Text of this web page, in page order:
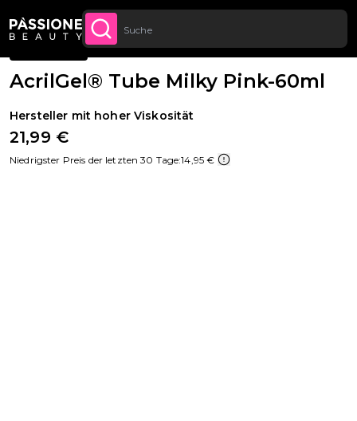
Bis zu 20 € Rabatt auf deine erste
Bestellung
Kostenloser Versand für alle Bestellungen
ab 70 €.
JETZT
SPRINGEN
Brotkrümel
Gel & Acrylnägel · Polygel
AcrilGel® Tube Milky Pink-60ml
Hersteller mit hoher Viskosität
21,99 €
Niedrigster Preis der letzten 30 Tage:14,95 €